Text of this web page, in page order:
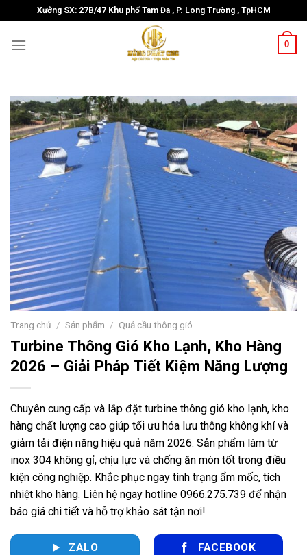
to
content
Xưởng SX: 27B/47 Khu phố Tam Đa , P. Long Trường , TpHCM
0
Trang chủ / Sản phẩm / Quả cầu thông gió
Turbine Thông Gió Kho Lạnh, Kho Hàng
2026 – Giải Pháp Tiết Kiệm Năng Lượng
Chuyên cung cấp và lắp đặt turbine thông gió kho lạnh, kho
hàng chất lượng cao giúp tối ưu hóa lưu thông không khí và
giảm tải điện năng hiệu quả năm 2026. Sản phẩm làm từ
inox 304 không gỉ, chịu lực và chống ăn mòn tốt trong điều
kiện công nghiệp. Khắc phục ngay tình trạng ẩm mốc, tích
nhiệt kho hàng. Liên hệ ngay hotline 0966.275.739 để nhận
báo giá chi tiết và hỗ trợ khảo sát tận nơi!
ZALO FACEBOOK